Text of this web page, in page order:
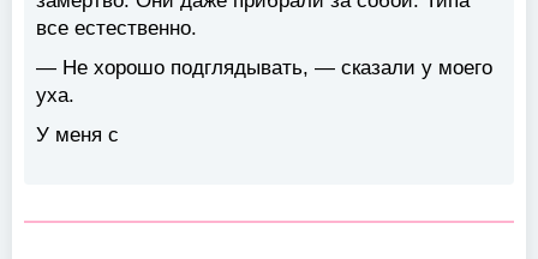
все естественно.
— Не хорошо подглядывать, — сказали у моего
уха.
У меня с